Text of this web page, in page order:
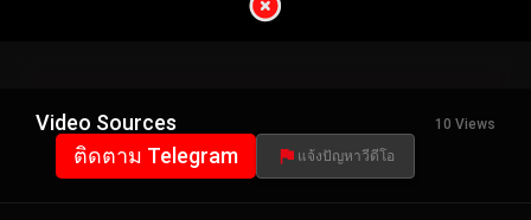
Video Sources 10 Views
ติดตาม Telegram แจ้งปัญหาวีดีโอ